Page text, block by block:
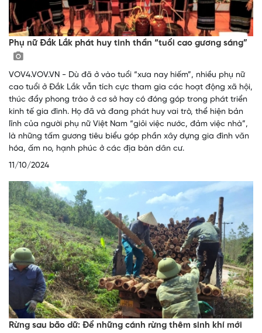
Phụ nữ Đắk Lắk phát huy tinh thần “tuổi cao gương sáng”
VOV4.VOV.VN - Dù đã ở vào tuổi “xưa nay hiếm”, nhiều phụ nữ
cao tuổi ở Đắk Lắk vẫn tích cực tham gia các hoạt động xã hội,
thúc đẩy phong trào ở cơ sở hay có đóng góp trong phát triển
kinh tế gia đình. Họ đã và đang phát huy vai trò, thể hiện bản
lĩnh của người phụ nữ Việt Nam “giỏi việc nước, đảm việc nhà”,
là những tấm gương tiêu biểu góp phần xây dựng gia đình văn
hóa, ấm no, hạnh phúc ở các địa bàn dân cư.
11/10/2024
Rừng sau bão dữ: Để những cánh rừng thêm sinh khí mới